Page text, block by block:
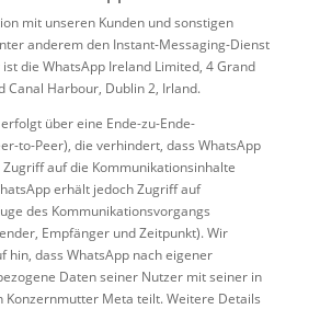
mit unseren Kunden und sonstigen
anderem den Instant-Messaging-Dienst
die WhatsApp Ireland Limited, 4 Grand
Canal Harbour, Dublin 2, Irland.
über eine Ende-zu-Ende-
to-Peer), die verhindert, dass WhatsApp
auf die Kommunikationsinhalte
erhält jedoch Zugriff auf
des Kommunikationsvorgangs
Empfänger und Zeitpunkt). Wir
hin, dass WhatsApp nach eigener
Daten seiner Nutzer mit seiner in
Konzernmutter Meta teilt. Weitere Details